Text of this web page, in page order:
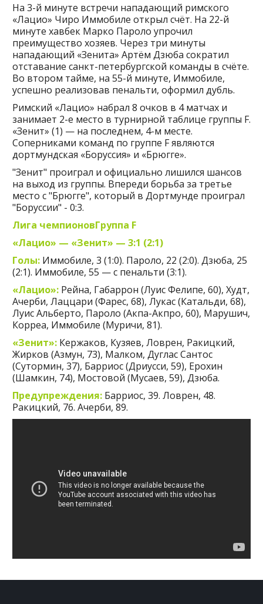
На 3-й минуте встречи нападающий римского
«Лацио» Чиро Иммобиле открыл счёт. На 22-й
минуте хавбек Марко Пароло упрочил
преимущество хозяев. Через три минуты
нападающий «Зенита» Артём Дзюба сократил
отставание санкт-петербургской команды в счёте.
Во втором тайме, на 55-й минуте, Иммобиле,
успешно реализовав пенальти, оформил дубль.
Римский «Лацио» набрал 8 очков в 4 матчах и
занимает 2-е место в турнирной таблице группы F.
«Зенит» (1) — на последнем, 4-м месте.
Соперниками команд по группе F являются
дортмундская «Боруссия» и «Брюгге».
"Зенит" проиграл и официально лишился шансов
на выход из группы. Впереди борьба за третье
место с "Брюгге", который в Дортмунде проиграл
"Боруссии" - 0:3.
Лига чемпионовГруппа F
«Лацио» — «Зенит» — 3:1 (2:1)
Голы: Иммобиле, 3 (1:0). Пароло, 22 (2:0). Дзюба, 25
(2:1). Иммобиле, 55 — с пенальти (3:1).
«Лацио»: Рейна, Габаррон (Луис Фелипе, 60), Худт,
Ачерби, Лаццари (Фарес, 68), Лукас (Катальди, 68),
Луис Альберто, Пароло (Акпа-Акпро, 60), Марушич,
Корреа, Иммобиле (Муричи, 81).
«Зенит»: Кержаков, Кузяев, Ловрен, Ракицкий,
Жирков (Азмун, 73), Малком, Дуглас Сантос
(Сутормин, 37), Барриос (Дриусси, 59), Ерохин
(Шамкин, 74), Мостовой (Мусаев, 59), Дзюба.
Предупреждения: Барриос, 39. Ловрен, 48.
Ракицкий, 76. Ачерби, 89.